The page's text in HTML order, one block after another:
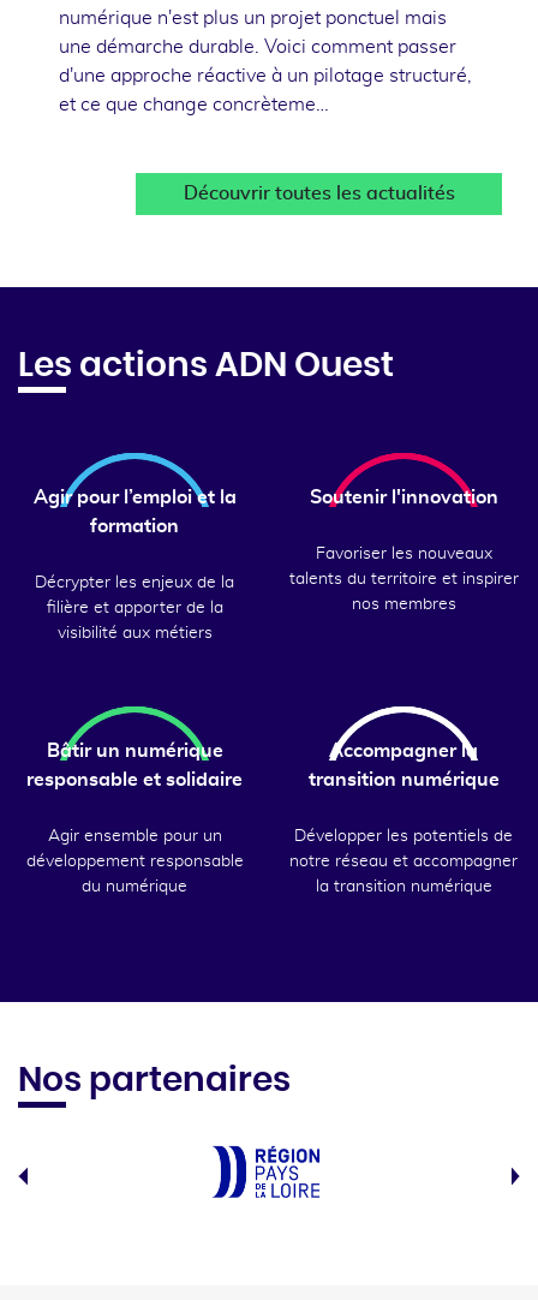
numérique n'est plus un projet ponctuel mais
une démarche durable. Voici comment passer
d'une approche réactive à un pilotage structuré,
et ce que change concrèteme…
Découvrir toutes les actualités
Les actions ADN Ouest
Agir pour l’emploi et la
formation
Décrypter les enjeux de la
filière et apporter de la
visibilité aux métiers
Soutenir l'innovation
Favoriser les nouveaux
talents du territoire et inspirer
nos membres
Bâtir un numérique
responsable et solidaire
Agir ensemble pour un
développement responsable
du numérique
Accompagner la
transition numérique
Développer les potentiels de
notre réseau et accompagner
la transition numérique
Nos partenaires